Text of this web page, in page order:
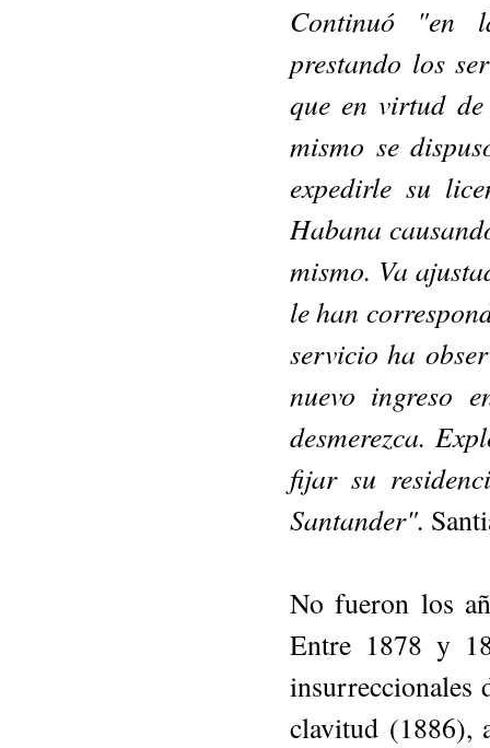
Continuó "en
prestando los
que en virtud
mismo se
expedirle su
Habana
mismo. Va
le han
ser­vicio ha
nuevo ingreso
desmerezca.
fijar su
Santander".
No fueron los
Entre 1878 y
insurreccionales
clavitud (1886),